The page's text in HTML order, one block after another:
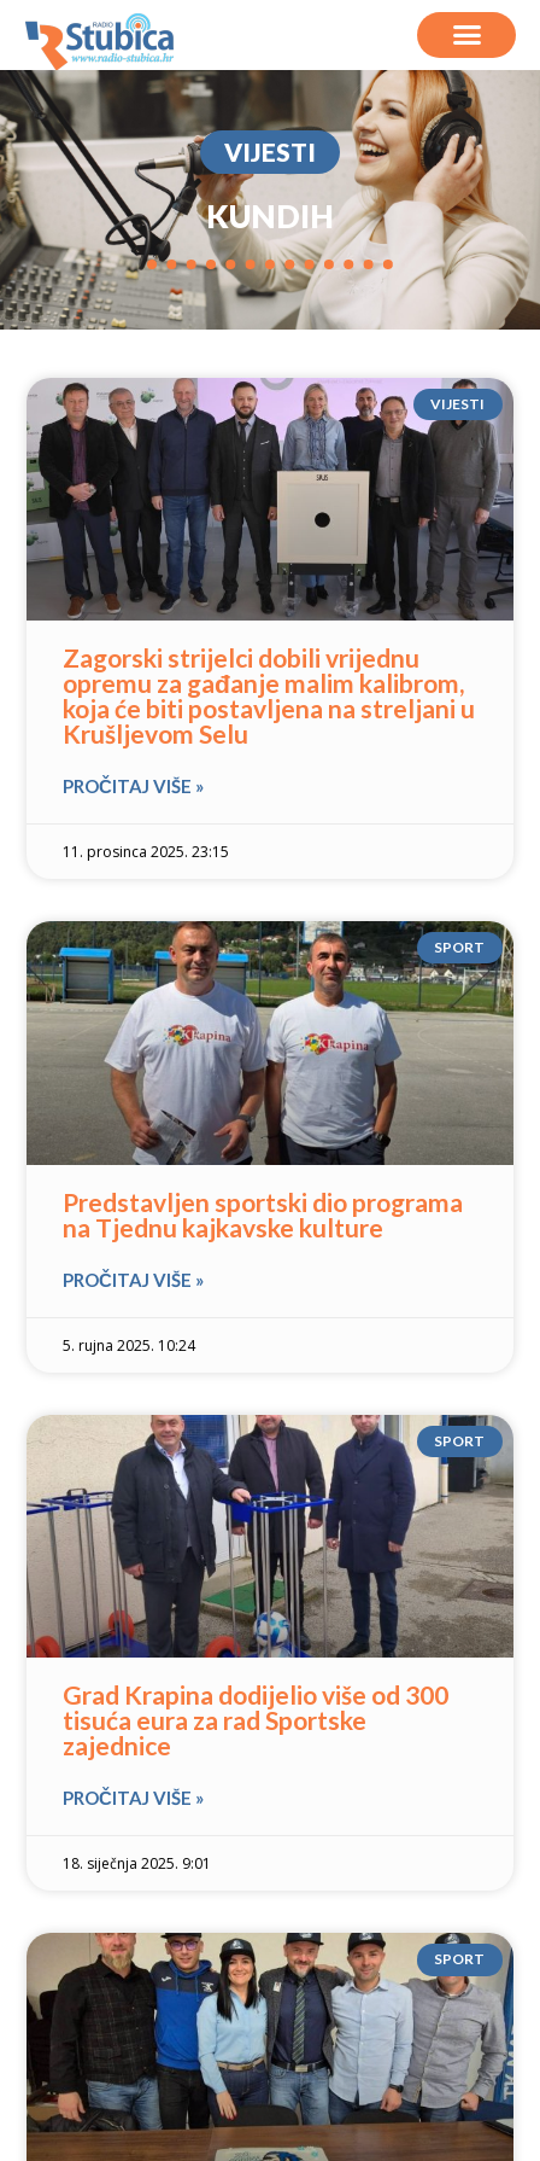
VIJESTI
KUNDIH
VIJESTI
Zagorski strijelci dobili vrijednu
opremu za gađanje malim kalibrom,
koja će biti postavljena na streljani u
Krušljevom Selu
PROČITAJ VIŠE »
11. prosinca 2025. 23:15
SPORT
Predstavljen sportski dio programa
na Tjednu kajkavske kulture
PROČITAJ VIŠE »
5. rujna 2025. 10:24
SPORT
Grad Krapina dodijelio više od 300
tisuća eura za rad Sportske
zajednice
PROČITAJ VIŠE »
18. siječnja 2025. 9:01
SPORT